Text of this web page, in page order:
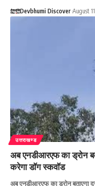
Devbhumi Discover August
उत्तराखण्ड
अब एनडीआरएफ का ड्रोन
करेगा डॉग स्कवॉड
अब एनडीआरएफ का ड्रोन बताएगा